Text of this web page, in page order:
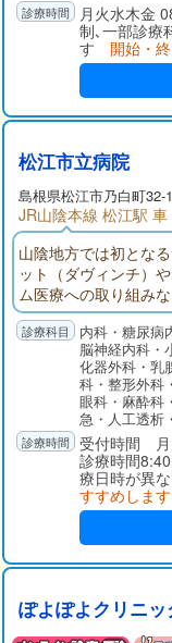
月火水木金
制､一部診療
す 開始・
松江市立病院
島根県松江市乃白町32-1
JR山陰本線 松江駅
山陰地方では初とな
ット（ダヴィンチ）
ム医療への取り組み
在では病床数470床
する山陰の中核病院
修の場を提供し、他
包括ケアシステムの
内科・糖尿病
脳神経内科・
化器外科・乳
科・整形外科
眼科・麻酔科
急・人工透析
受付時間 月
診療時間
療日時が異
すすめします
ぽよぽよクリニッ